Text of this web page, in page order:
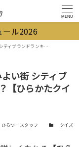
MENU
ール2026
枚方は何位？【ひらかたクイズ】
い街 シティブ
【ひらかたクイ
ひらつースタッフ カテゴリー
クイズ